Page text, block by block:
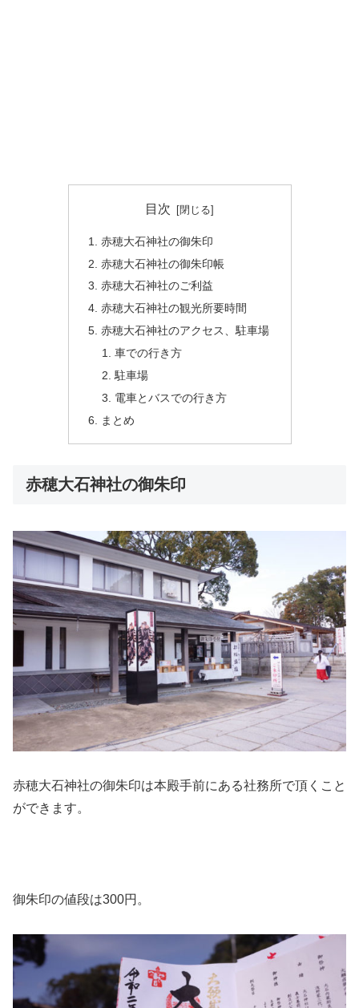
目次
赤穂大石神社の御朱印
赤穂大石神社の御朱印帳
赤穂大石神社のご利益
赤穂大石神社の観光所要時間
赤穂大石神社のアクセス、駐車場
車での行き方
駐車場
電車とバスでの行き方
まとめ
赤穂大石神社の御朱印
赤穂大石神社の御朱印は本殿手前にある社務所で頂くこと
ができます。
御朱印の値段は300円。